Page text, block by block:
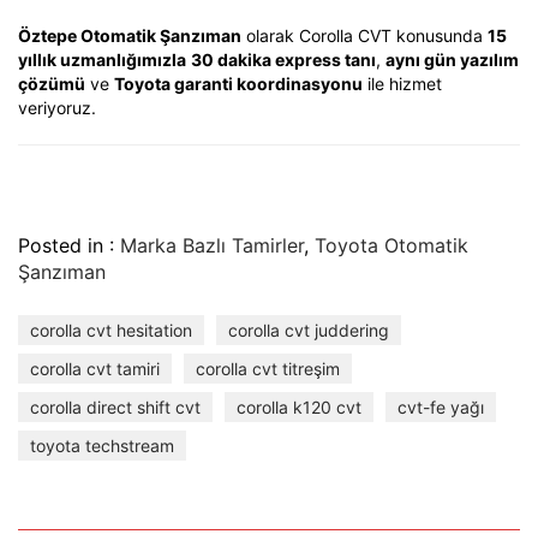
Öztepe Otomatik Şanzıman olarak Corolla CVT konusunda 15
yıllık uzmanlığımızla 30 dakika express tanı, aynı gün yazılım
çözümü ve Toyota garanti koordinasyonu ile hizmet
veriyoruz.
Posted in : Marka Bazlı Tamirler, Toyota Otomatik
Şanzıman
corolla cvt hesitation
corolla cvt juddering
corolla cvt tamiri
corolla cvt titreşim
corolla direct shift cvt
corolla k120 cvt
cvt-fe yağı
toyota techstream